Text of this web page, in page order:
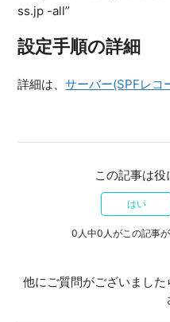
ss.jp -all”
設定手順の詳細
詳細は、サーバー(SPFレコ
この記事は役
はい
0人中0人がこの記事
他にご質問がございました